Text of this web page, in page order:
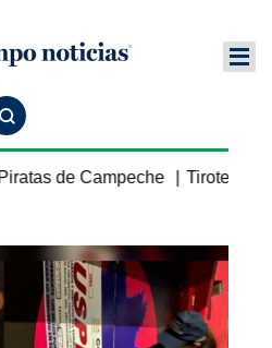
de Campeche Tiroteo en